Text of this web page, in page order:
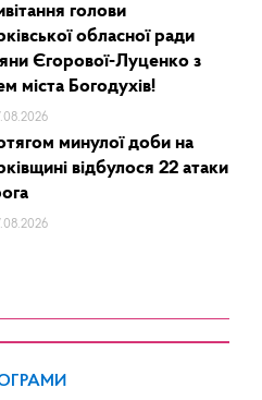
голови
обласної ради
Єгорової-Луценко з
міста Богодухів!
минулої доби на
відбулося 22 атаки